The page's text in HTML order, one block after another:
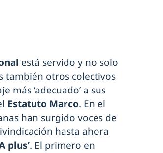
está servido y no solo
también otros colectivos
más ‘adecuado’ a sus
Estatuto Marco. En el
han surgido voces de
hasta ahora
plus’. El primero en